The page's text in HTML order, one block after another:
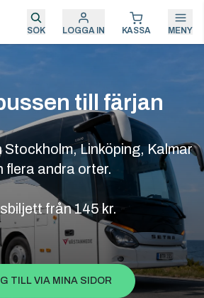
SÖK LOGGA IN KASSA MENY
till färjan
Stockholm, Linköping, Kalmar
flera andra orter.
från 145 kr.
TILL VIA MINA SIDOR